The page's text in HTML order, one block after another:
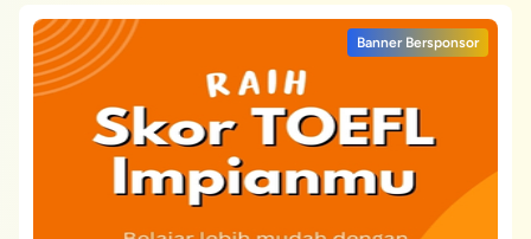
Banner Bersponsor